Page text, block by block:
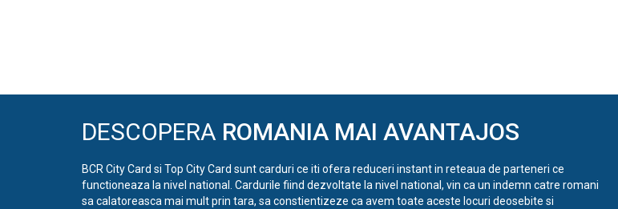
DESCOPERA ROMANIA MAI AVANTAJOS
BCR City Card si Top City Card sunt carduri ce iti ofera reduceri instant in reteaua de parteneri ce
functioneaza la nivel national. Cardurile fiind dezvoltate la nivel national, vin ca un indemn catre romani
sa calatoreasca mai mult prin tara, sa constientizeze ca avem toate aceste locuri deosebite si